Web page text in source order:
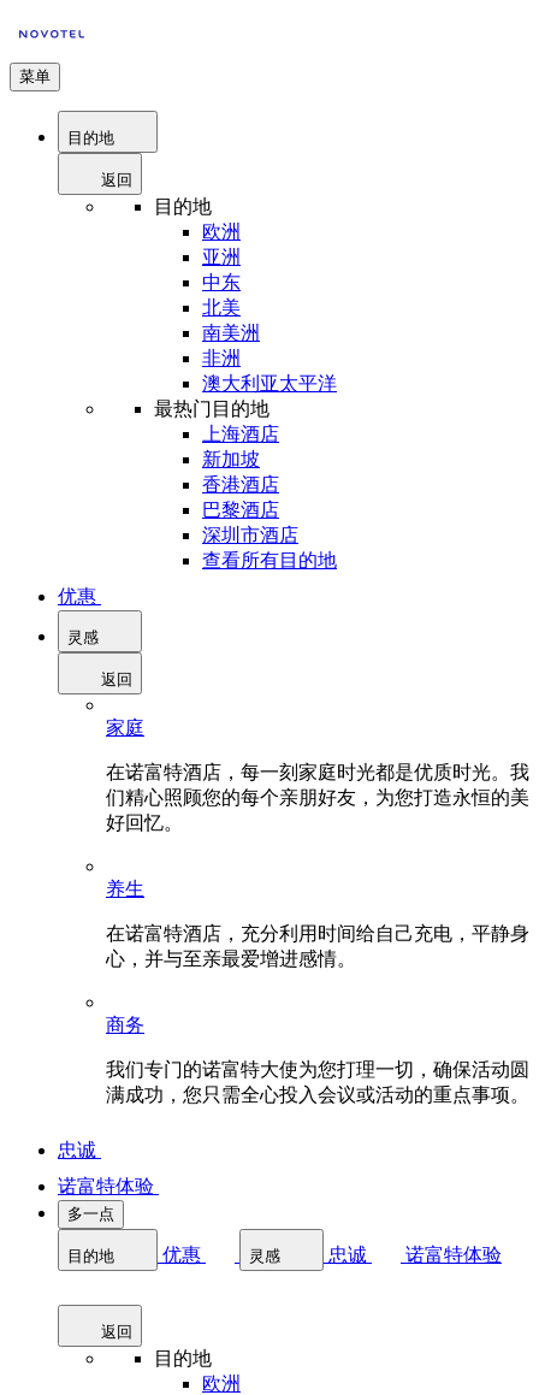
菜单
目的地
返回
目的地
欧洲
亚洲
中东
北美
南美洲
非洲
澳大利亚太平洋
最热门目的地
上海酒店
新加坡
香港酒店
巴黎酒店
深圳市酒店
查看所有目的地
优惠
灵感
返回
家庭
在诺富特酒店，每一刻家庭时光都是优质时光。我
们精心照顾您的每个亲朋好友，为您打造永恒的美
好回忆。
养生
在诺富特酒店，充分利用时间给自己充电，平静身
心，并与至亲最爱增进感情。
商务
我们专门的诺富特大使为您打理一切，确保活动圆
满成功，您只需全心投入会议或活动的重点事项。
忠诚
诺富特体验
多一点
目的地 优惠 灵感 忠诚 诺富特体验
返回
目的地
欧洲